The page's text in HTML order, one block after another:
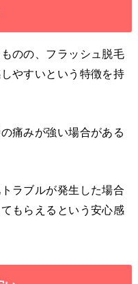
のの、フラッシュ脱毛
やすいという特徴を持
痛みが強い場合がある
ラブルが発生した場合
もらえるという安心感